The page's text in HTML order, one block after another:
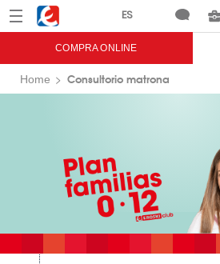
Menú Eroski
COMPRA ONLINE
Home Consultorio matrona